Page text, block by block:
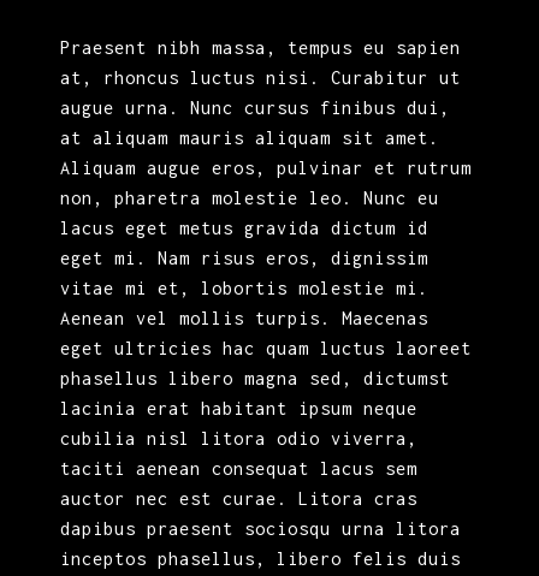
Praesent nibh massa, tempus eu sapien
at, rhoncus luctus nisi. Curabitur ut
augue urna. Nunc cursus finibus dui,
at aliquam mauris aliquam sit amet.
Aliquam augue eros, pulvinar et rutrum
non, pharetra molestie leo. Nunc eu
lacus eget metus gravida dictum id
eget mi. Nam risus eros, dignissim
vitae mi et, lobortis molestie mi.
Aenean vel mollis turpis. Maecenas
eget ultricies hac quam luctus laoreet
phasellus libero magna sed, dictumst
lacinia erat habitant ipsum neque
cubilia nisl litora odio viverra,
taciti aenean consequat lacus sem
auctor nec est curae. Litora cras
dapibus praesent sociosqu urna litora
inceptos phasellus, libero felis duis